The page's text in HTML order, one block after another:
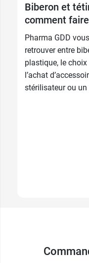
Biberon et
comment
Pharma GDD
retrouver entre
plastique, le
l’achat
stérilisateur ou